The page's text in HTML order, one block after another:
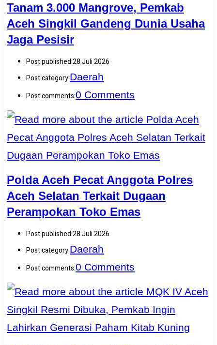
Tanam 3.000 Mangrove, Pemkab
Aceh Singkil Gandeng Dunia Usaha
Jaga Pesisir
Post published:28 Juli 2026
Post category:Daerah
Post comments:0 Comments
Polda Aceh Pecat Anggota Polres
Aceh Selatan Terkait Dugaan
Perampokan Toko Emas
Post published:28 Juli 2026
Post category:Daerah
Post comments:0 Comments